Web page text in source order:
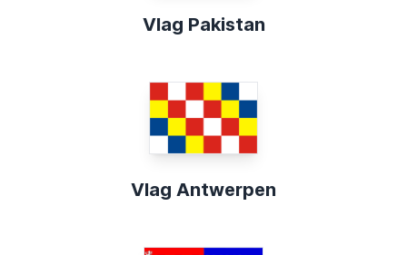
Vlag Pakistan
Vlag Antwerpen